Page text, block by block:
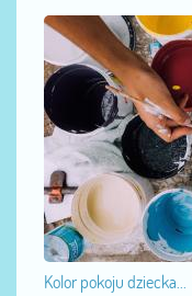
Kolor pokoju dziecka...